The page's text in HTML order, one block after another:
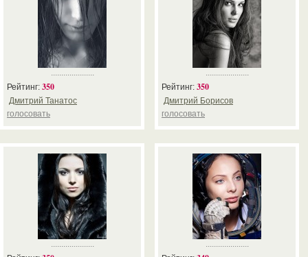
.....................
Рейтинг: 350
Дмитрий Танатос
голосовать
.....................
Рейтинг: 350
Дмитрий Борисов
голосовать
.....................
.....................